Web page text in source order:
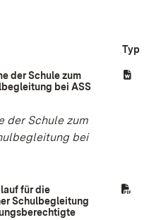
Typ
der Schule zum
bei ASS
der Schule zum
bei
für die
Schulbegleitung